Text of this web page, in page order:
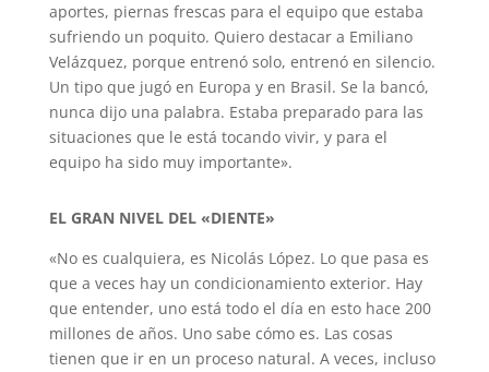
aportes, piernas frescas para el equipo que estaba
sufriendo un poquito. Quiero destacar a Emiliano
Velázquez, porque entrenó solo, entrenó en silencio.
Un tipo que jugó en Europa y en Brasil. Se la bancó,
nunca dijo una palabra. Estaba preparado para las
situaciones que le está tocando vivir, y para el
equipo ha sido muy importante».
EL GRAN NIVEL DEL «DIENTE»
«No es cualquiera, es Nicolás López. Lo que pasa es
que a veces hay un condicionamiento exterior. Hay
que entender, uno está todo el día en esto hace 200
millones de años. Uno sabe cómo es. Las cosas
tienen que ir en un proceso natural. A veces, incluso